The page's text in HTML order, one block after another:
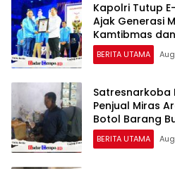
Kapolri Tutup
Ajak Generasi
Kamtibmas
Gangguan Ke 110
BERITA UTAMA
Satresnarkoba
Penjual Miras
Botol Barang
BERITA UTAMA